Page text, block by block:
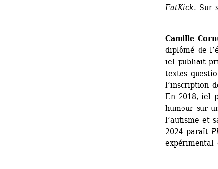
FatKick. Sur
Camille
diplômé de
iel publiait
textes
l’inscription
En 2018, iel
humour sur
l’autisme et
2024 paraît
expérimental